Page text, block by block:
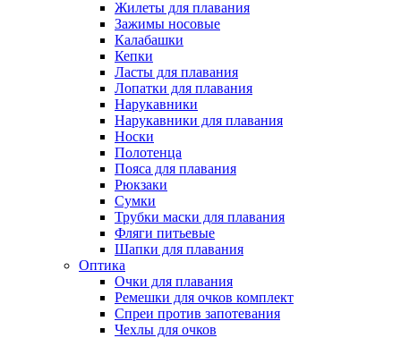
Жилеты для плавания
Зажимы носовые
Калабашки
Кепки
Ласты для плавания
Лопатки для плавания
Нарукавники
Нарукавники для плавания
Носки
Полотенца
Пояса для плавания
Рюкзаки
Сумки
Трубки маски для плавания
Фляги питьевые
Шапки для плавания
Оптика
Очки для плавания
Ремешки для очков комплект
Спреи против запотевания
Чехлы для очков